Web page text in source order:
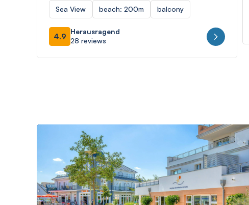
Sea View beach: 200m balcony
4.9
Herausragend
28 reviews